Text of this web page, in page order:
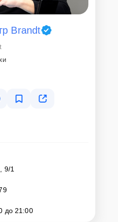
клиентов, в соответствии с
Российской Федерации.
шкафа Brandt BMC 130 X
сайте
вопросам, запишут на
время и место.
Brandt
9/1
до 21:00